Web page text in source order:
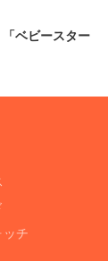
ベビースター
チ